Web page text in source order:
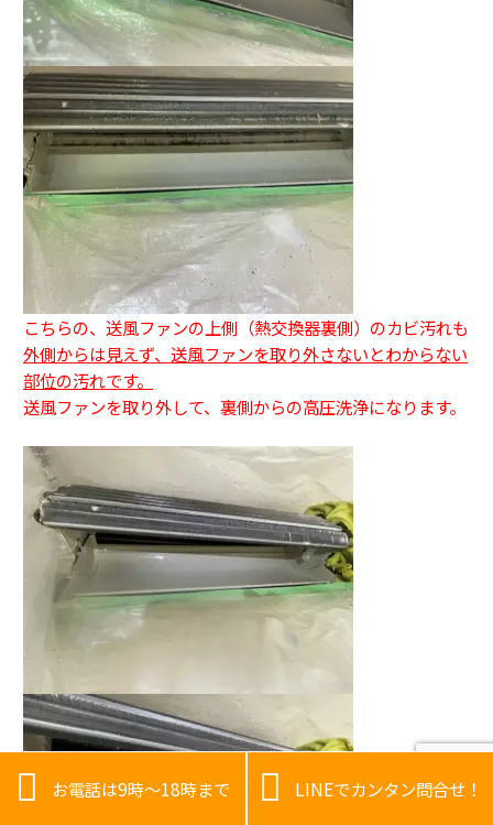
こちらの、送風ファンの上側（熱交換器裏側）のカビ汚れも
外側からは見えず、送風ファンを取り外さないとわからない
部位の汚れです。
送風ファンを取り外して、裏側からの高圧洗浄になります。
 お電話は9時～18時まで  LINEでカンタン問合せ！